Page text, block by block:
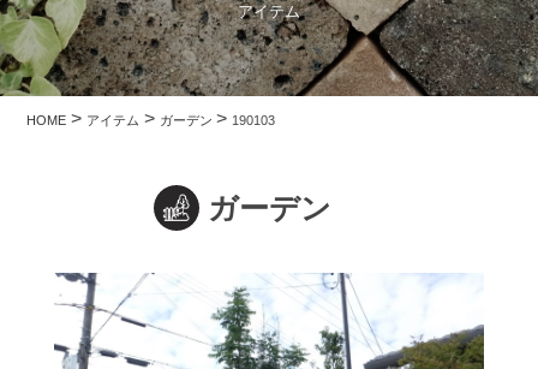
アイテム
HOME > アイテム > ガーデン> 190103
ガーデン